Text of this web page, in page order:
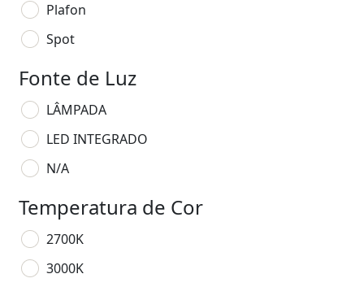
Plafon
Spot
Fonte de Luz
LÂMPADA
LED INTEGRADO
N/A
Temperatura de Cor
2700K
3000K